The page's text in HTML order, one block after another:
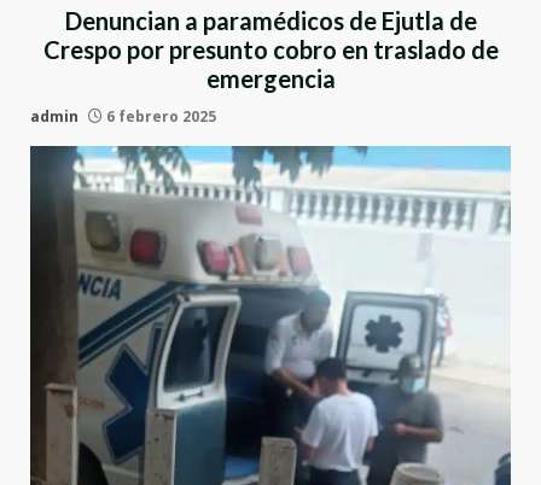
Denuncian a paramédicos de Ejutla de
Crespo por presunto cobro en traslado de
emergencia
admin 6 febrero 2025